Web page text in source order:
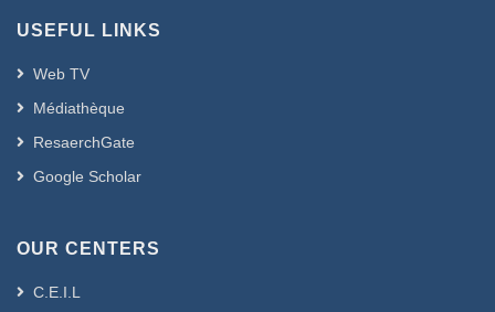
USEFUL LINKS
Web TV
Médiathèque
ResaerchGate
Google Scholar
OUR CENTERS
C.E.I.L